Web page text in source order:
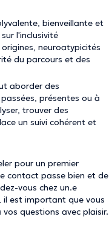
bienveillante et
l'inclusivité
neuroatypicités
du parcours et des
aborder des
présentes ou à
trouver des
un suivi cohérent et
pour un premier
contact passe bien et de
vous chez un.e
il est important que vous
questions avec plaisir.